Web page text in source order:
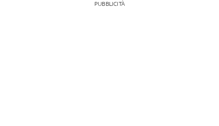
PUBBLICITÀ